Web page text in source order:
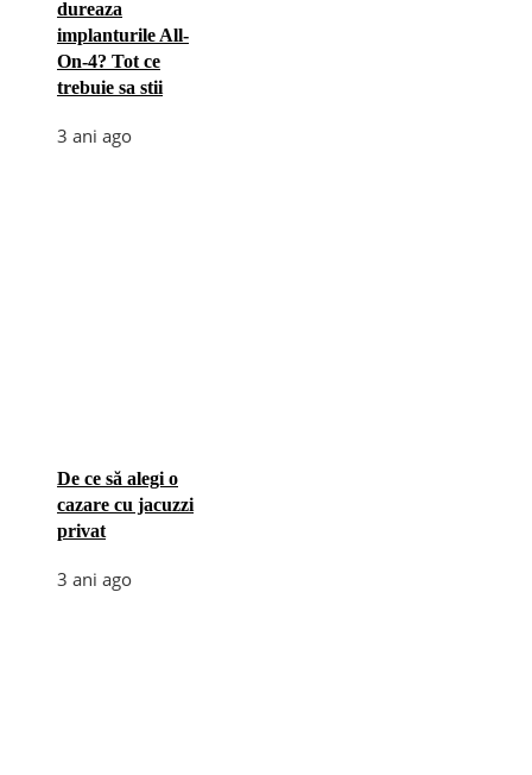
dureaza
implanturile All-
On-4? Tot ce
trebuie sa stii
3 ani ago
De ce să alegi o
cazare cu jacuzzi
privat
3 ani ago